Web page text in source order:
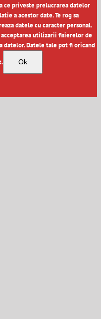
ce priveste prelucrarea datelor
a acestor date. Te rog sa
datele cu caracter personal.
utilizarii fisierelor de
Datele tale pot fi oricand
Ok